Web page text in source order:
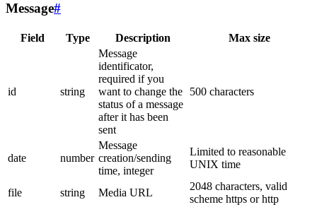
Message#
Field Type Description Max size
id string
Message
identificator,
required if you
want to change the
status of a message
after it has been
sent
500 characters
date number
Message
creation/sending
time, integer
Limited to reasonable
UNIX time
file string Media URL
2048 characters, valid
scheme https or http